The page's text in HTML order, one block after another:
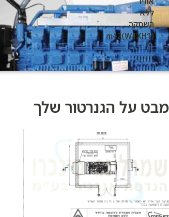
ללא
השתקה
(W1XH1)m^2
מבט על הגנרטור שלך